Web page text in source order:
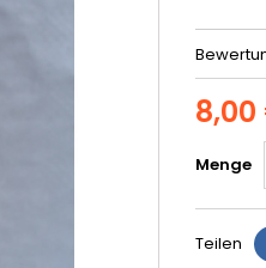
Menge
Teilen